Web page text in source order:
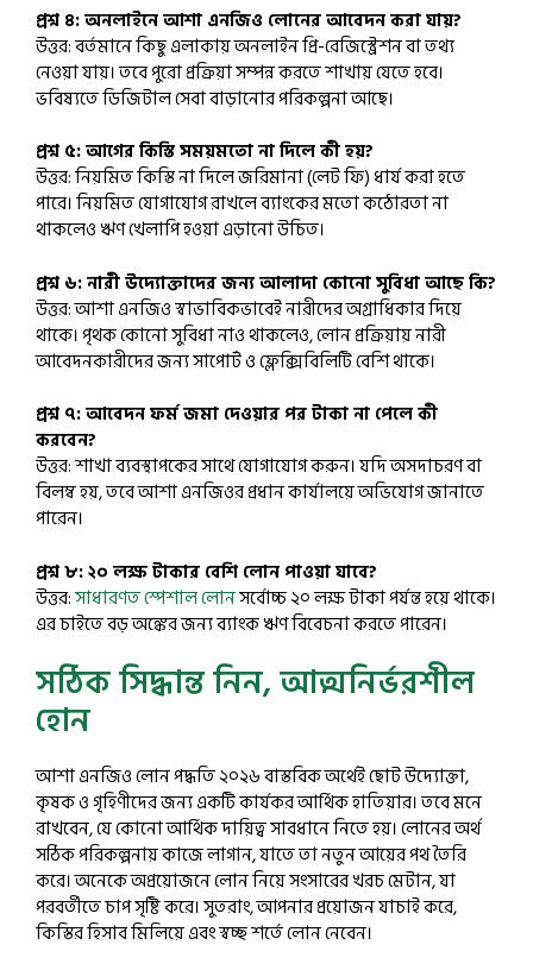
প্রশ্ন ৪: অনলাইনে আশা এনজিও লোনের আবেদন করা যায়?
উত্তর: বর্তমানে কিছু এলাকায় অনলাইন প্রি-রেজিস্ট্রেশন বা তথ্য
নেওয়া যায়। তবে পুরো প্রক্রিয়া সম্পন্ন করতে শাখায় যেতে হবে।
ভবিষ্যতে ডিজিটাল সেবা বাড়ানোর পরিকল্পনা আছে।
প্রশ্ন ৫: আগের কিস্তি সময়মতো না দিলে কী হয়?
উত্তর: নিয়মিত কিস্তি না দিলে জরিমানা (লেট ফি) ধার্য করা হতে
পারে। নিয়মিত যোগাযোগ রাখলে ব্যাংকের মতো কঠোরতা না
থাকলেও ঋণ খেলাপি হওয়া এড়ানো উচিত।
প্রশ্ন ৬: নারী উদ্যোক্তাদের জন্য আলাদা কোনো সুবিধা আছে কি?
উত্তর: আশা এনজিও স্বাভাবিকভাবেই নারীদের অগ্রাধিকার দিয়ে
থাকে। পৃথক কোনো সুবিধা নাও থাকলেও, লোন প্রক্রিয়ায় নারী
আবেদনকারীদের জন্য সাপোর্ট ও ফ্লেক্সিবিলিটি বেশি থাকে।
প্রশ্ন ৭: আবেদন ফর্ম জমা দেওয়ার পর টাকা না পেলে কী
করবেন?
উত্তর: শাখা ব্যবস্থাপকের সাথে যোগাযোগ করুন। যদি অসদাচরণ বা
বিলম্ব হয়, তবে আশা এনজিওর প্রধান কার্যালয়ে অভিযোগ জানাতে
পারেন।
প্রশ্ন ৮: ২০ লক্ষ টাকার বেশি লোন পাওয়া যাবে?
উত্তর:সাধারণত স্পেশাল লোনসর্বোচ্চ ২০ লক্ষ টাকা পর্যন্ত হয়ে থাকে।
এর চাইতে বড় অঙ্কের জন্য ব্যাংক ঋণ বিবেচনা করতে পারেন।
সঠিক সিদ্ধান্ত নিন, আত্মনির্ভরশীল
হোন
আশা এনজিও লোন পদ্ধতি ২০২৬ বাস্তবিক অর্থেই ছোট উদ্যোক্তা,
কৃষক ও গৃহিণীদের জন্য একটি কার্যকর আর্থিক হাতিয়ার। তবে মনে
রাখবেন, যে কোনো আর্থিক দায়িত্ব সাবধানে নিতে হয়। লোনের অর্থ
সঠিক পরিকল্পনায় কাজে লাগান, যাতে তা নতুন আয়ের পথ তৈরি
করে। অনেকে অপ্রয়োজনে লোন নিয়ে সংসারের খরচ মেটান, যা
পরবর্তীতে চাপ সৃষ্টি করে। সুতরাং, আপনার প্রয়োজন যাচাই করে,
কিস্তির হিসাব মিলিয়ে এবং স্বচ্ছ শর্তে লোন নেবেন।